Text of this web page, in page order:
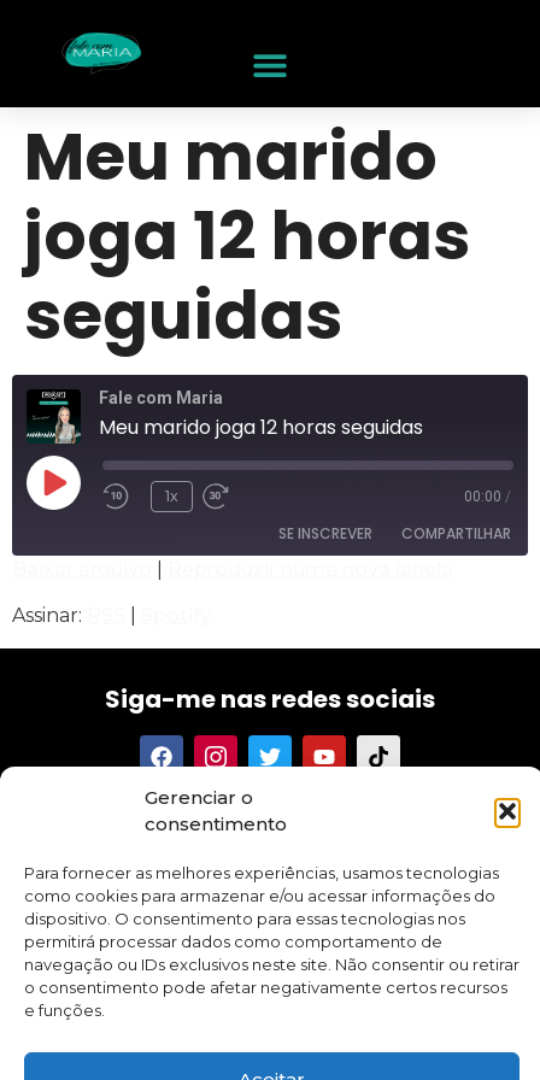
Gerenciar o
consentimento
Para fornecer as melhores experiências, usamos tecnologias
como cookies para armazenar e/ou acessar informações do
dispositivo. O consentimento para essas tecnologias nos
permitirá processar dados como comportamento de
navegação ou IDs exclusivos neste site. Não consentir ou retirar
o consentimento pode afetar negativamente certos recursos
e funções.
Meu marido
joga 12 horas
seguidas
Fale com Maria
Meu marido joga 12 horas seguidas
1x 00:00 /
SE INSCREVER COMPARTILHAR
FEED RSS
COMPARTILHAR
LINK
INCORPORAR
Assinar:
Siga-me nas redes sociais
Tenha acesso aos meus textos, conselhos, novidades e
Quero me inscrever
Todos